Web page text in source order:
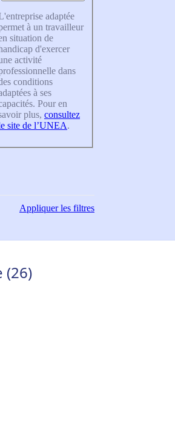
adaptée
à un travailleur
situation de
d'exercer
activité
dans
conditions
à ses
Pour en
plus, consultez
site de l’UNEA.
Appliquerles filtres
(26)